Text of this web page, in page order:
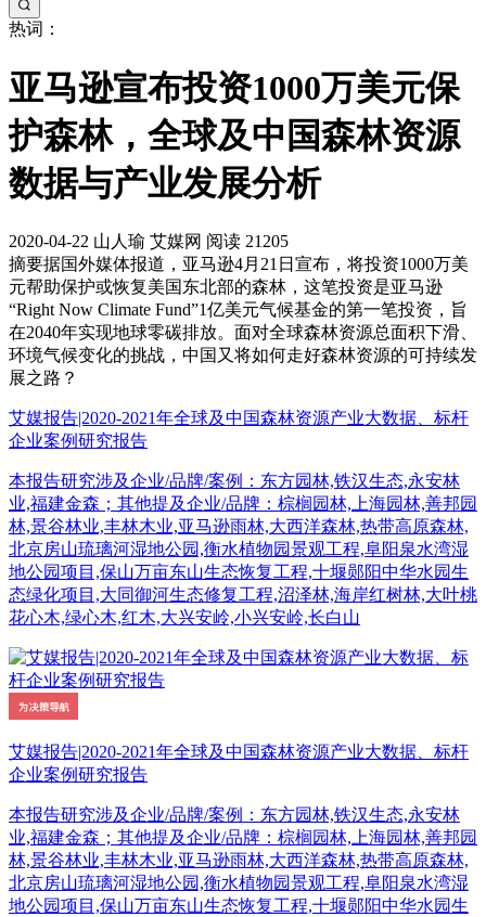
热词：
亚马逊宣布投资1000万美元保
护森林，全球及中国森林资源
数据与产业发展分析
2020-04-22 山人瑜 艾媒网 阅读 21205
摘要据国外媒体报道，亚马逊4月21日宣布，将投资1000万美
元帮助保护或恢复美国东北部的森林，这笔投资是亚马逊
“Right Now Climate Fund”1亿美元气候基金的第一笔投资，旨
在2040年实现地球零碳排放。面对全球森林资源总面积下滑、
环境气候变化的挑战，中国又将如何走好森林资源的可持续发
展之路？
艾媒报告|2020-2021年全球及中国森林资源产业大数据、标杆
企业案例研究报告
本报告研究涉及企业/品牌/案例：东方园林,铁汉生态,永安林
业,福建金森；其他提及企业/品牌：棕榈园林,上海园林,善邦园
林,景谷林业,丰林木业,亚马逊雨林,大西洋森林,热带高原森林,
北京房山琉璃河湿地公园,衡水植物园景观工程,阜阳泉水湾湿
地公园项目,保山万亩东山生态恢复工程,十堰郧阳中华水园生
态绿化项目,大同御河生态修复工程,沼泽林,海岸红树林,大叶桃
花心木,绿心木,红木,大兴安岭,小兴安岭,长白山
艾媒报告|2020-2021年全球及中国森林资源产业大数据、标杆
企业案例研究报告
本报告研究涉及企业/品牌/案例：东方园林,铁汉生态,永安林
业,福建金森；其他提及企业/品牌：棕榈园林,上海园林,善邦园
林,景谷林业,丰林木业,亚马逊雨林,大西洋森林,热带高原森林,
北京房山琉璃河湿地公园,衡水植物园景观工程,阜阳泉水湾湿
地公园项目,保山万亩东山生态恢复工程,十堰郧阳中华水园生